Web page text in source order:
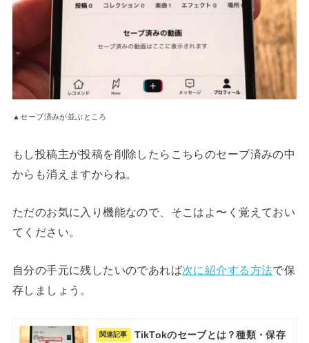
▲セーブ済みが並ぶところ
もし投稿主が投稿を削除したらこちらのセーブ済みの中
からも消えますからね。
ただのお気に入り機能なので、そこはよ〜く覚えておい
てください。
自分の手元に残したいのであれば次に紹介する方法で保
存しましょう。
関連記事
TikTokのセーブとは？種類・保存